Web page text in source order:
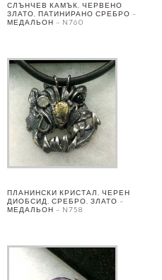
СЛЪНЧЕВ КАМЪК, ЧЕРВЕНО
ЗЛАТО, ПАТИНИРАНО СРЕБРО –
МЕДАЛЬОН – N760
ПЛАНИНСКИ КРИСТАЛ, ЧЕРЕН
ДИОБСИД, СРЕБРО, ЗЛАТО –
МЕДАЛЬОН – N758